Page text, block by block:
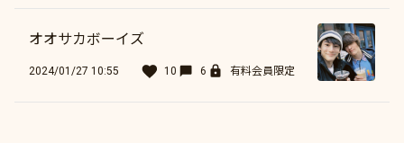
オオサカボーイズ
2024/01/27 10:55 10 6 有料会員限定